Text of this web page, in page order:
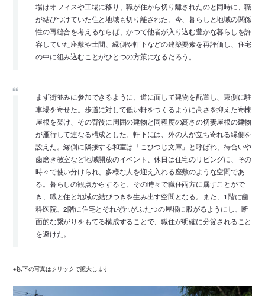
場はオフィスや工場に移り、職が住から切り離されたのと同時に、職
が結びつけていた住と地域も切り離された。今、暮らしと地域の関係
性の再縫合を考えるならば、かつて他者が入り込む豊かな暮らしを許
容していた座敷や土間、縁側や軒下などの建築要素を再評価し、住宅
の中に組み込むことがひとつの方策になるだろう。
まず街並みに参加できるように、道に面して建物を配置し、東側に駐
車場を寄せた。歩道に対して低い軒をつくるように高さを抑えた寄棟
屋根を架け、その背後に周囲の建物と同程度の高さの切妻屋根の建物
が雁行して連なる構成とした。軒下には、外の人が立ち寄れる縁側を
設えた。縁側に隣接する和室は「こひつじ文庫」と呼ばれ、待合いや
歯磨き教室など地域開放のイベント、休日は住宅のリビングに、その
時々で使い分けられ、多様な人を迎え入れる座敷のような空間であ
る。暮らしの観点からすると、その時々で職住両方に属すことがで
き、職と住と地域の結びつきを生み出す空間となる。また、1階に歯
科医院、2階に住宅とそれぞれがふたつの屋根に股がるようにし、断
面的な繋がりをもてる構成することで、職住が明確に分節されること
を避けた。
※以下の写真はクリックで拡大します